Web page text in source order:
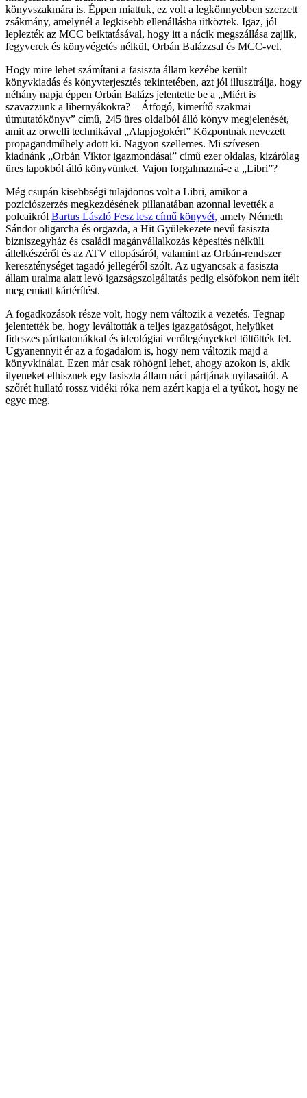
könyvszakmára is. Éppen miattuk, ez volt a legkönnyebben szerzett
zsákmány, amelynél a legkisebb ellenállásba ütköztek. Igaz, jól
leplezték az MCC beiktatásával, hogy itt a nácik megszállása zajlik,
fegyverek és könyvégetés nélkül, Orbán Balázzsal és MCC-vel.
Hogy mire lehet számítani a fasiszta állam kezébe került
könyvkiadás és könyvterjesztés tekintetében, azt jól illusztrálja, hogy
néhány napja éppen Orbán Balázs jelentette be a „Miért is
szavazzunk a libernyákokra? – Átfogó, kimerítő szakmai
útmutatókönyv” című, 245 üres oldalból álló könyv megjelenését,
amit az orwelli technikával „Alapjogokért” Központnak nevezett
propagandműhely adott ki. Nagyon szellemes. Mi szívesen
kiadnánk „Orbán Viktor igazmondásai” című ezer oldalas, kizárólag
üres lapokból álló könyvünket. Vajon forgalmazná-e a „Libri”?
Még csupán kisebbségi tulajdonos volt a Libri, amikor a
pozíciószerzés megkezdésének pillanatában azonnal levették a
polcaikról Bartus László Fesz lesz című könyvét, amely Németh
Sándor oligarcha és orgazda, a Hit Gyülekezete nevű fasiszta
bizniszegyház és családi magánvállalkozás képesítés nélküli
állelkészéről és az ATV ellopásáról, valamint az Orbán-rendszer
kereszténységet tagadó jellegéről szólt. Az ugyancsak a fasiszta
állam uralma alatt levő igazságszolgáltatás pedig elsőfokon nem ítélt
meg emiatt kártérítést.
A fogadkozások része volt, hogy nem változik a vezetés. Tegnap
jelentették be, hogy leváltották a teljes igazgatóságot, helyüket
fideszes pártkatonákkal és ideológiai verőlegényekkel töltötték fel.
Ugyanennyit ér az a fogadalom is, hogy nem változik majd a
könyvkínálat. Ezen már csak röhögni lehet, ahogy azokon is, akik
ilyeneket elhisznek egy fasiszta állam náci pártjának nyilasaitól. A
szőrét hullató rossz vidéki róka nem azért kapja el a tyúkot, hogy ne
egye meg.